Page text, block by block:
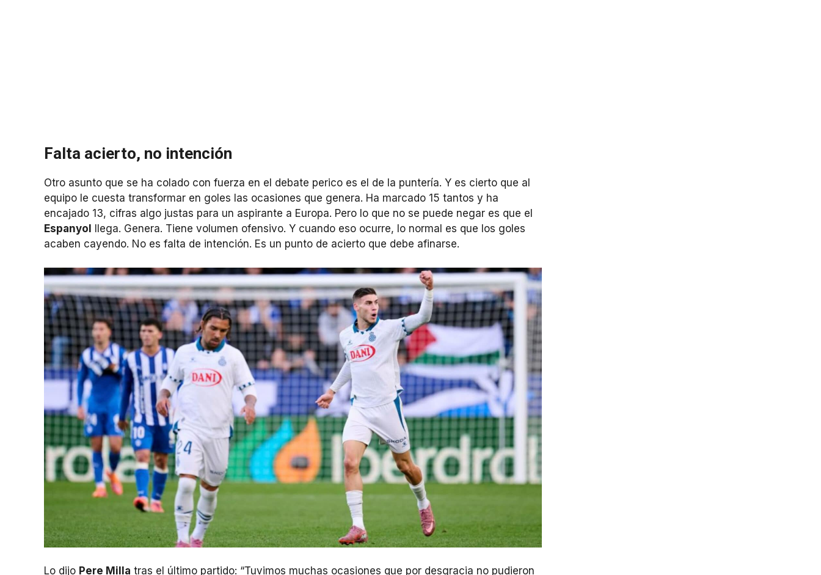
Falta acierto, no intención
Otro asunto que se ha colado con fuerza en el debate perico es el de la puntería. Y es cierto que al
equipo le cuesta transformar en goles las ocasiones que genera. Ha marcado 15 tantos y ha
encajado 13, cifras algo justas para un aspirante a Europa. Pero lo que no se puede negar es que el
Espanyol
llega. Genera. Tiene volumen ofensivo. Y cuando eso ocurre, lo normal es que los goles
acaben cayendo. No es falta de intención. Es un punto de acierto que debe afinarse.
Lo dijo Pere Milla tras el último partido: “Tuvimos muchas ocasiones que por desgracia no pudieron